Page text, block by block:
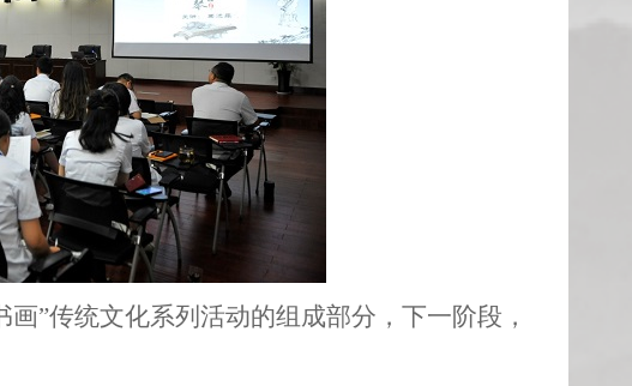
”传统文化系列活动的组成部分，下一阶段，